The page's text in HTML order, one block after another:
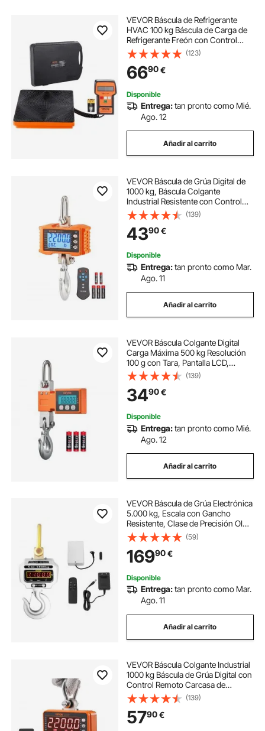
VEVOR Báscula de Refrigerante
HVAC 100 kg Báscula de Carga de
Refrigerante Freón con Control
Remoto con Cable Báscula de Peso
de Recuperación Digital Electrónica
de Alta Precisión de 5 g con
Estuche
(123)
6690€
Disponible
Entrega:tan pronto como Mié.
Ago. 12
Añadir al carrito
VEVOR Báscula de Grúa Digital de
1000 kg, Báscula Colgante
Industrial Resistente con Control
Remoto, Carcasa de Aluminio
Fundido y Pantalla LCD, Alta
Precisión para Construcción,
Fábrica, Naranja
(139)
4390€
Disponible
Entrega:tan pronto como Mar.
Ago. 11
Añadir al carrito
VEVOR Báscula Colgante Digital
Carga Máxima 500 kg Resolución
100 g con Tara, Pantalla LCD,
Aluminio Fundido, Retención de
Pico Datos, Escala Digital de Grúa
Portátil para Taller Pesca Almacén
Granja
(139)
3490€
Disponible
Entrega:tan pronto como Mié.
Ago. 12
Añadir al carrito
VEVOR Báscula de Grúa Electrónica
5.000 kg, Escala con Gancho
Resistente, Clase de Precisión OIML
III, Rango de Temperatura -10 a 40
℃, Duración de la Batería Más de
60 Horas, 26,5 x 22 x 75 cm
(59)
16990€
Disponible
Entrega:tan pronto como Mar.
Ago. 11
Añadir al carrito
VEVOR Báscula Colgante Industrial
1000 kg Báscula de Grúa Digital con
Control Remoto Carcasa de
Aluminio Fundido, Pantalla LED de
Alta Precisión para Granja, Caza,
Pesca, Garaje al Aire Libre, Naranja
(139)
5790€